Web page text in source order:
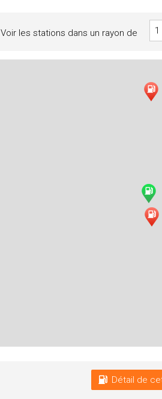
Voir les stations dans un rayon de
Détail de